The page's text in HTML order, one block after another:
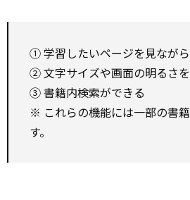
① 学習したいページを見なが
② 文字サイズや画面の明るさ
③ 書籍内検索ができる
※ これらの機能には一部の書
す。